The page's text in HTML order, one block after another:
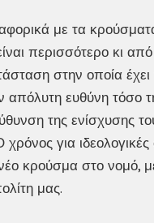
με τα
περισσότερο κι
στην οποία
απόλυτη ευθύνη τόσο
της ενίσχυσης
χρόνος για
κρούσμα στο νομό,
μας.